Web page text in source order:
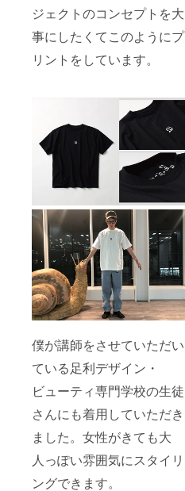
ジェクトのコンセプトを大
事にしたくてこのようにプ
リントをしています。
僕が講師をさせていただい
ている足利デザイン・
ビューティ専門学校の生徒
さんにも着用していただき
ました。女性がきても大
人っぽい雰囲気にスタイリ
ングできます。